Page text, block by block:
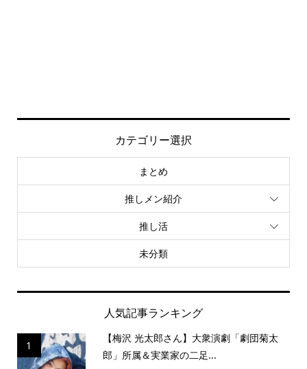
カテゴリー選択
まとめ
推しメン紹介
推し活
未分類
人気記事ランキング
1
【梅沢 光太郎さん】大衆演劇「劇団菊太
郎」所属＆実業家の二足...